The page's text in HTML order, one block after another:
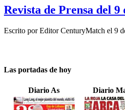
Revista de Prensa del
Escrito porEditor CenturyMatch el 9
Las portadas de hoy
Diario As Diario